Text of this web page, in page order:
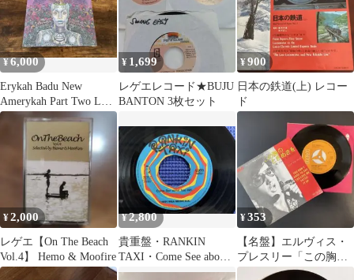
¥6,000
Erykah Badu New
Amerykah Part Two LP
新品
¥ 1,699
レゲエレコード★BUJU
BANTON 3枚セット
¥900
日本の鉄道(上) レコー
ド
¥2,000
レゲエ【On The Beach
Vol.4】 Hemo & Moofire
¥2,800
貴重盤・RANKIN
TAXI・Come See about
Taxi HiFi
¥353
【名盤】エルヴィス・
プレスリー「この胸の
ときめきを」7インチレ